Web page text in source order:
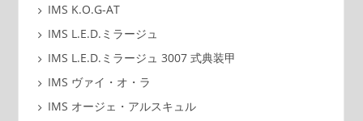
IMS K.O.G-AT
IMS L.E.D.ミラージュ
IMS L.E.D.ミラージュ 3007 式典装甲
IMS ヴァイ・オ・ラ
IMS オージェ・アルスキュル